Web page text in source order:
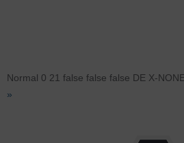
Normal 0 21 false false false DE X-
»